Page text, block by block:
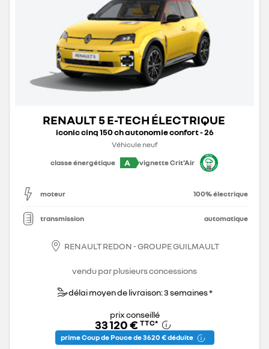
RENAULT 5 E-TECH ÉLECTRIQUE
iconic cinq 150 ch autonomie confort - 26
Véhicule neuf
classe énergétique
A vignette Crit'Air
moteur 100% électrique
transmission automatique
RENAULT REDON - GROUPE GUILMAULT
vendu par plusieurs concessions
délai moyen de livraison: 3 semaines *
prix conseillé
33 120 € TTC*
prime Coup de Pouce de 3 620 € déduite